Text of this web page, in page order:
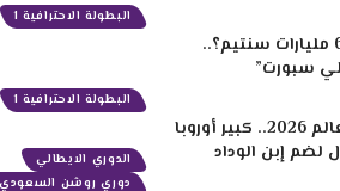
البطولة الاحترافية 1
البطولة الاحترافية 1
ديون الوداد 6 مليارات سنتيم؟..
سبورت”
الدوري الايطالي
دوري روشن السعودي
بعد تألقه في كأس العالم 2026.. كبير أوروبا
إبن الوداد